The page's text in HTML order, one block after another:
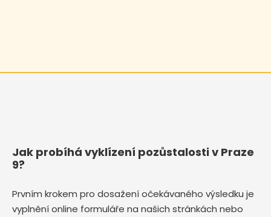
Jak probíhá vyklízení pozůstalosti v Praze
9?
Prvním krokem pro dosažení očekávaného výsledku je
vyplnění online formuláře na našich stránkách nebo